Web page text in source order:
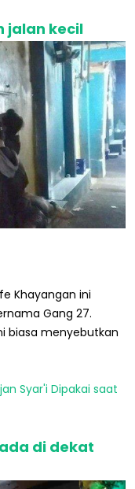
jalan kecil
Khayangan ini
Gang 27.
biasa menyebutkan
Syar'i Dipakai saat
di dekat